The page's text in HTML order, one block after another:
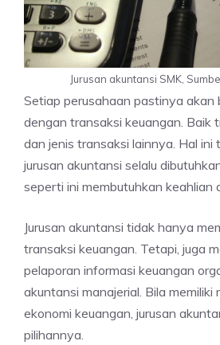
Jurusan akuntansi SMK,
Setiap perusahaan pastinya akan
dengan transaksi keuangan. Baik
dan jenis transaksi lainnya. Hal
jurusan akuntansi selalu
seperti ini membutuhkan keahlian
Jurusan akuntansi tidak hanya
transaksi keuangan. Tetapi, juga
pelaporan informasi keuangan
akuntansi manajerial. Bila memiliki
ekonomi keuangan, jurusan
pilihannya.